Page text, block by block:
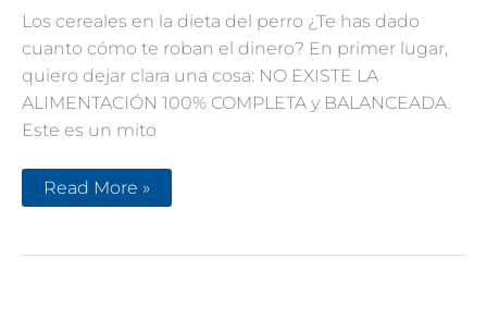
Los cereales en la dieta del perro ¿Te has dado
cuanto cómo te roban el dinero? En primer lugar,
quiero dejar clara una cosa: NO EXISTE LA
ALIMENTACIÓN 100% COMPLETA y BALANCEADA.
Este es un mito
Los
cereales
dieta
Read More »